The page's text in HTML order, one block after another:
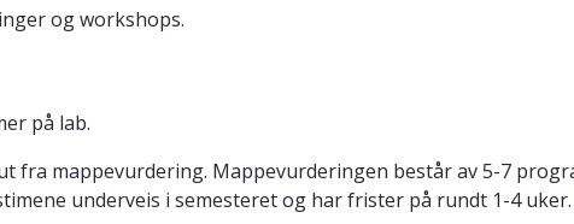
og workshops.
på lab.
fra mappevurdering. Mappevurderingen består av 5-7
underveis i semesteret og har frister på rundt 1-4